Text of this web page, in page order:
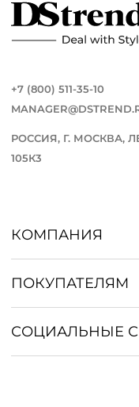
+7 (800) 511-35-10
РОССИЯ, Г. МОСКВА,
105К3
КОМПАНИЯ
ПОКУПАТЕЛЯМ
СОЦИАЛЬНЫЕ